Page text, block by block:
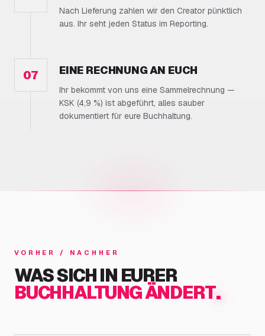
Nach Lieferung zahlen wir den Creator pünktlich
aus. Ihr seht jeden Status im Reporting.
07 EINE RECHNUNG AN EUCH
Ihr bekommt von uns eine Sammelrechnung —
KSK (4,9 %) ist abgeführt, alles sauber
dokumentiert für eure Buchhaltung.
VORHER / NACHHER
WAS SICH IN EURER
BUCHHALTUNG ÄNDERT.